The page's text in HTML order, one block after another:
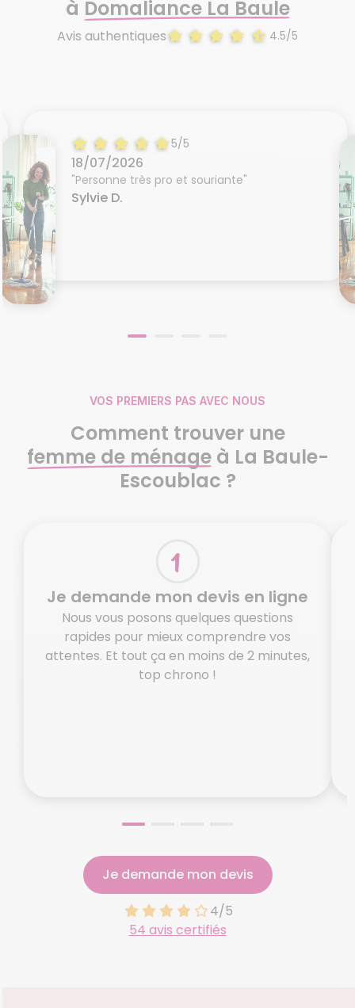
à Domaliance La Baule
Avis authentiques 4.5/5
5/5
18/07/2026
"Personne très pro et souriante"
Sylvie D.
VOS PREMIERS PAS AVEC NOUS
Comment trouver une
femme de ménageà La Baule-
Escoublac ?
Je demande mon devis en ligne
Nous vous posons quelques questions
rapides pour mieux comprendre vos
attentes. Et tout ça en moins de 2 minutes,
top chrono !
Je demande mon devis
4/5
54 avis certifiés